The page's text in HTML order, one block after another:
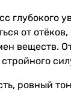
глубокого
от
веществ.
ровный